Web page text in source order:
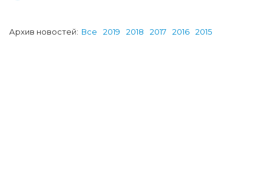
Архив новостей: Все 2019 2018 2017 2016 2015